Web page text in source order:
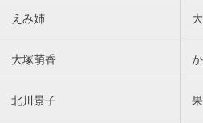
えみ姉
大塚萌香
北川景子